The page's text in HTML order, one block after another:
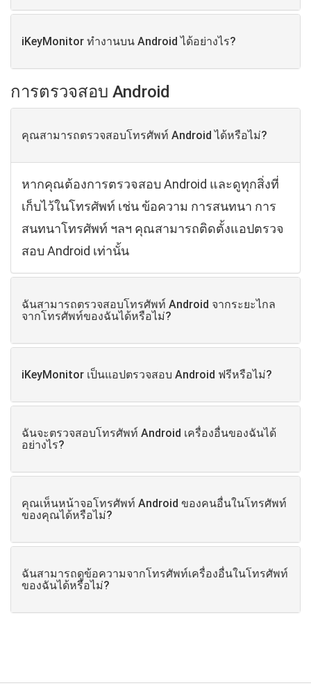
iKeyMonitor ทํางานบน Android ได้อย่างไร?
การตรวจสอบ Android
คุณสามารถตรวจสอบโทรศัพท์ Android ได้หรือไม่?
หากคุณต้องการตรวจสอบ Android และดูทุกสิ่งที่
เก็บไว้ในโทรศัพท์ เช่น ข้อความ การสนทนา การ
สนทนาโทรศัพท์ ฯลฯ คุณสามารถติดตั้งแอปตรวจ
สอบ Android เท่านั้น
ฉันสามารถตรวจสอบโทรศัพท์ Android จากระยะไกล
จากโทรศัพท์ของฉันได้หรือไม่?
iKeyMonitor เป็นแอปตรวจสอบ Android ฟรีหรือไม่?
ฉันจะตรวจสอบโทรศัพท์ Android เครื่องอื่นของฉันได้
อย่างไร?
คุณเห็นหน้าจอโทรศัพท์ Android ของคนอื่นในโทรศัพท์
ของคุณได้หรือไม่?
ฉันสามารถดูข้อความจากโทรศัพท์เครื่องอื่นในโทรศัพท์
ของฉันได้หรือไม่?